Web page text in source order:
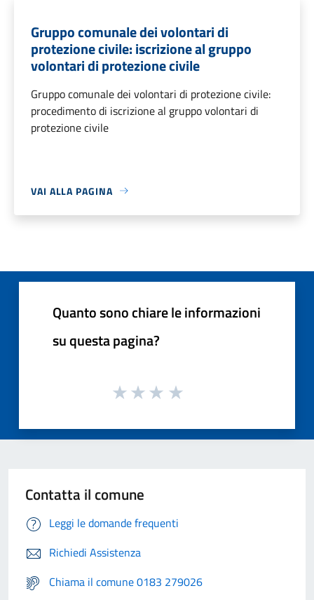
Gruppo comunale dei volontari di
protezione civile: iscrizione al gruppo
volontari di protezione civile
Gruppo comunale dei volontari di protezione civile:
procedimento di iscrizione al gruppo volontari di
protezione civile
VAI ALLA PAGINA
Quanto sono chiare le informazioni
su questa pagina?
Contatta il comune
Leggi le domande frequenti
Richiedi Assistenza
Chiama il comune 0183 279026